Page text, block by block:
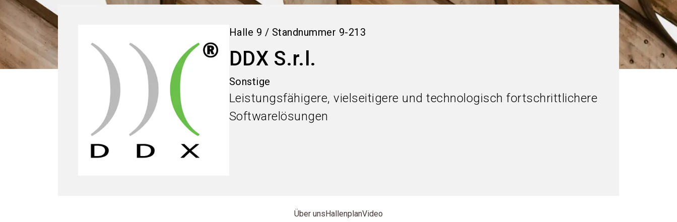
Halle 9 / Standnummer 9-213
DDX S.r.l.
Sonstige
Leistungsfähigere, vielseitigere und technologisch fortschrittlichere
Softwarelösungen
Über unsHallenplanVideo